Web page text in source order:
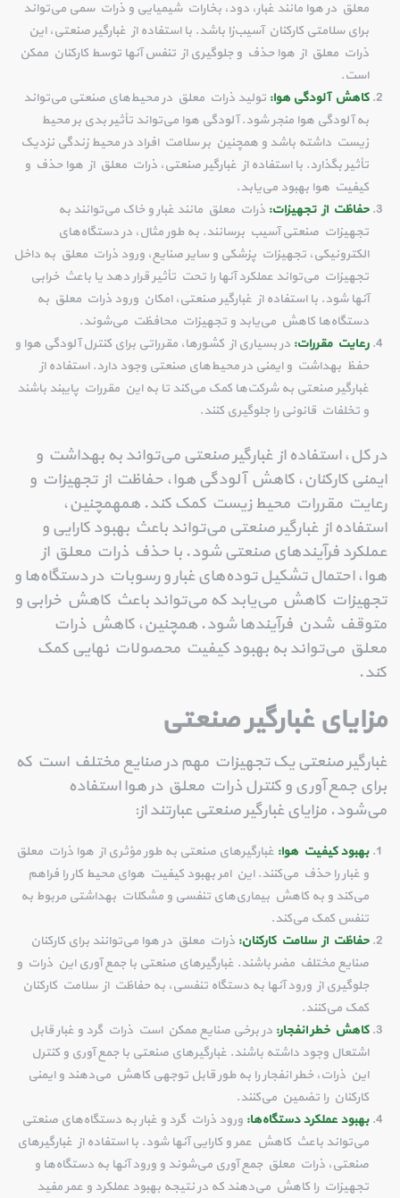
معلق در هوا مانند غبار، دود، بخارات شیمیایی و ذرات سمی می‌تواند
برای سلامتی کارکنان آسیب‌زا باشد. با استفاده از غبارگیر صنعتی، این
ذرات معلق از هوا حذف و جلوگیری از تنفس آنها توسط کارکنان ممکن
است.
کاهش آلودگی هوا: تولید ذرات معلق در محیط‌های صنعتی می‌تواند
به آلودگی هوا منجر شود. آلودگی هوا می‌تواند تأثیر بدی بر محیط
زیست داشته باشد و همچنین بر سلامت افراد در محیط زندگی نزدیک
تأثیر بگذارد. با استفاده از غبارگیر صنعتی، ذرات معلق از هوا حذف و
کیفیت هوا بهبود می‌یابد.
حفاظت از تجهیزات: ذرات معلق مانند غبار و خاک می‌توانند به
تجهیزات صنعتی آسیب برسانند. به طور مثال، در دستگاه‌های
الکترونیکی، تجهیزات پزشکی و سایر صنایع، ورود ذرات معلق به داخل
تجهیزات می‌تواند عملکرد آنها را تحت تأثیر قرار دهد یا باعث خرابی
آنها شود. با استفاده از غبارگیر صنعتی، امکان ورود ذرات معلق به
دستگاه‌ها کاهش می‌یابد و تجهیزات محافظت می‌شوند.
رعایت مقررات: در بسیاری از کشورها، مقرراتی برای کنترل آلودگی هوا و
حفظ بهداشت و ایمنی در محیط‌های صنعتی وجود دارد. استفاده از
غبارگیر صنعتی به شرکت‌ها کمک می‌کند تا به این مقررات پایبند باشند
و تخلفات قانونی را جلوگیری کنند.
در کل، استفاده از غبارگیر صنعتی می‌تواند به بهداشت و
ایمنی کارکنان، کاهش آلودگی هوا، حفاظت از تجهیزات و
رعایت مقررات محیط زیست کمک کند. همهمچنین،
استفاده از غبارگیر صنعتی می‌تواند باعث بهبود کارایی و
عملکرد فرآیندهای صنعتی شود. با حذف ذرات معلق از
هوا، احتمال تشکیل توده‌های غبار و رسوبات در دستگاه‌ها و
تجهیزات کاهش می‌یابد که می‌تواند باعث کاهش خرابی و
متوقف شدن فرآیندها شود. همچنین، کاهش ذرات
معلق می‌تواند به بهبود کیفیت محصولات نهایی کمک
کند.
مزایای غبارگیر صنعتی
غبارگیر صنعتی یک تجهیزات مهم در صنایع مختلف است که
برای جمع آوری و کنترل ذرات معلق در هوا استفاده
می‌شود. مزایای غبارگیر صنعتی عبارتند از:
بهبود کیفیت هوا: غبارگیرهای صنعتی به طور مؤثری از هوا ذرات معلق
و غبار را حذف می‌کنند. این امر بهبود کیفیت هوای محیط کار را فراهم
می‌کند و به کاهش بیماری‌های تنفسی و مشکلات بهداشتی مربوط به
تنفس کمک می‌کند.
حفاظت از سلامت کارکنان: ذرات معلق در هوا می‌توانند برای کارکنان
صنایع مختلف مضر باشند. غبارگیرهای صنعتی با جمع آوری این ذرات و
جلوگیری از ورود آنها به دستگاه تنفسی، به حفاظت از سلامت کارکنان
کمک می‌کنند.
کاهش خطر انفجار: در برخی صنایع ممکن است ذرات گرد و غبار قابل
اشتعال وجود داشته باشند. غبارگیرهای صنعتی با جمع آوری و کنترل
این ذرات، خطر انفجار را به طور قابل توجهی کاهش می‌دهند و ایمنی
کارکنان را تضمین می‌کنند.
بهبود عملکرد دستگاه‌ها: ورود ذرات گرد و غبار به دستگاه‌های صنعتی
می‌تواند باعث کاهش عمر و کارایی آنها شود. با استفاده از غبارگیرهای
صنعتی، ذرات معلق جمع آوری می‌شوند و ورود آنها به دستگاه‌ها و
تجهیزات را کاهش می‌دهند که در نتیجه بهبود عملکرد و عمر مفید